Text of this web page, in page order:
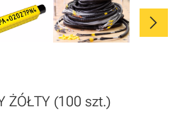
chevron_right
ŻÓŁTY (100 szt.)